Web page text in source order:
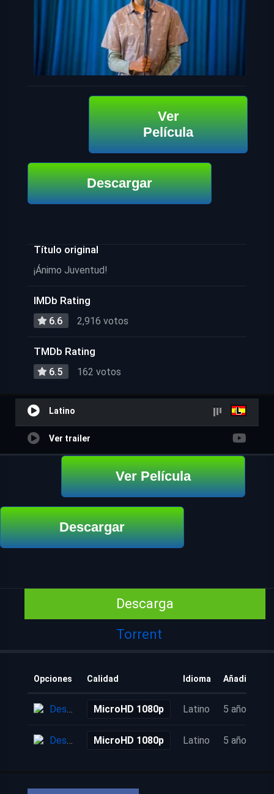
Ver
Película
Descargar
Título original
¡Ánimo Juventud!
IMDb Rating
6.6 2,916 votos
TMDb Rating
6.5 162 votos
Latino
Ver trailer
Ver Película
Descargar
Descarga
Torrent
Opciones Calidad Idioma Añadido
Descarga MicroHD 1080p Latino 5 años
Descarga MicroHD 1080p Latino 5 años